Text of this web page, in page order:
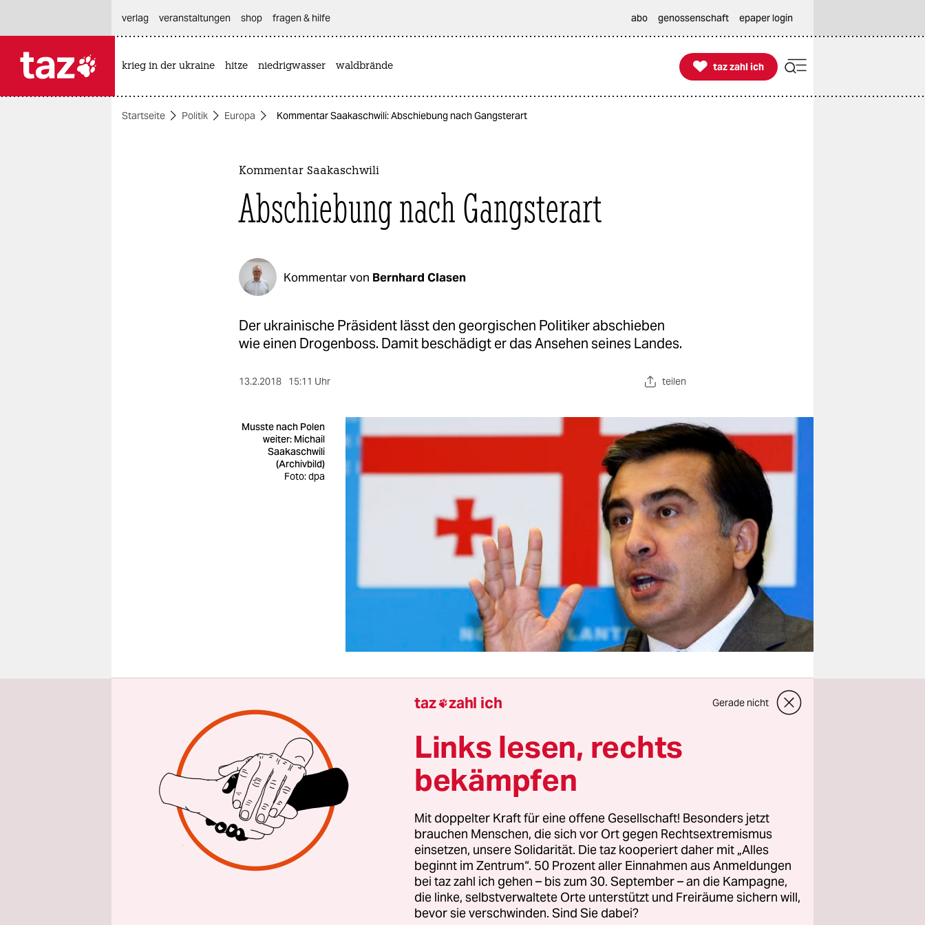
themen
verlag
veranstaltungen shop fragen & hilfe abo genossenschaft epaper login
krieg in der ukraine hitze niedrigwasser waldbrände 
taz zahl ich
taz zahl ich
Startseite Politik Europa Kommentar Saakaschwili: Abschiebung nach Gangsterart
Kommentar Saakaschwili
Abschiebung nach Gangsterart
Kommentar von Bernhard Clasen
Der ukrainische Präsident lässt den georgischen Politiker abschieben
wie einen Drogenboss. Damit beschädigt er das Ansehen seines Landes.
13.2.2018 15:11 Uhr teilen
Musste nach Polen
weiter: Michail
Saakaschwili
(Archivbild)
Foto: dpa
W Michail Saakaschwili durch maskierte Uniformierte in
einem Kiewer Restaurant aufgenommen wurden, hätte
leicht glauben können, hier gehe es um die Verhaftung eines
Drogenbosses in Südamerika. Nicht einmal sein Mittagessen durfte
der ehemalige georgische Präsident noch bezahlen.
Mit seiner Abschiebung nach Warschau, die nur wenige Stunden nach
der Festnahme in Kiew erfolgte, verliert der ukrainische Präsident
Poroschenko weitere Kräfte, die ihn unterstützt oder zumindest
geduldet haben. Noch nie hatte der Abgeordnete Mustafa Najem vom
taz zahl ich Gerade nicht
Links lesen, rechts
bekämpfen
Mit doppelter Kraft für eine offene Gesellschaft! Besonders jetzt
brauchen Menschen, die sich vor Ort gegen Rechtsextremismus
einsetzen, unsere Solidarität. Die taz kooperiert daher mit „Alles
beginnt im Zentrum“. 50 Prozent aller Einnahmen aus Anmeldungen
bei taz zahl ich gehen – bis zum 30. September – an die Kampagne,
die linke, selbstverwaltete Orte unterstützt und Freiräume sichern will,
bevor sie verschwinden. Sind Sie dabei?